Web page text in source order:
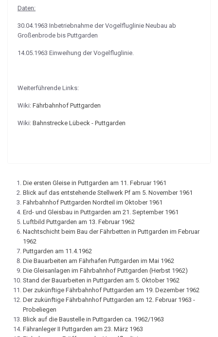
Daten:
30.04.1963 Inbetriebnahme der Vogelfluglinie Neubau ab
Großenbrode bis Puttgarden
14.05.1963 Einweihung der Vogelfluglinie.
Weiterführende Links:
Wiki: Fährbahnhof Puttgarden
Wiki: Bahnstrecke Lübeck - Puttgarden
Die ersten Gleise in Puttgarden am 11. Februar 1961
Blick auf das entstehende Stellwerk Pf am 5. November 1961
Fährbahnhof Puttgarden Nordteil im Oktober 1961
Erd- und Gleisbau in Puttgarden am 21. September 1961
Luftbild Puttgarden am 13. Februar 1962
Nachtschicht beim Bau der Fährbetten in Puttgarden im Februar
1962
Puttgarden am 11.4.1962
Die Bauarbeiten am Fährhafen Puttgarden im Mai 1962
Die Gleisanlagen im Fährbahnhof Puttgarden (Herbst 1962)
Stand der Bauarbeiten in Puttgarden am 5. Oktober 1962
Der zukünftige Fährbahnhof Puttgarden am 19. Dezember 1962
Der zukünftige Fährbahnhof Puttgarden am 12. Februar 1963 -
Probeliegen
Blick auf die Baustelle in Puttgarden ca. 1962/1963
Fähranleger II Puttgarden am 23. März 1963